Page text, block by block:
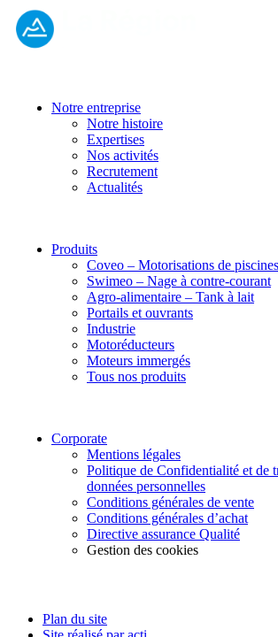
Notre entreprise
Notre histoire
Expertises
Nos activités
Recrutement
Actualités
Produits
Coveo – Motorisations de piscines
Swimeo – Nage à contre-courant
Agro-alimentaire – Tank à lait
Portails et ouvrants
Industrie
Motoréducteurs
Moteurs immergés
Tous nos produits
Corporate
Mentions légales
Politique de Confidentialité et de
données personnelles
Conditions générales de vente
Conditions générales d’achat
Directive assurance Qualité
Gestion des cookies
Plan du site